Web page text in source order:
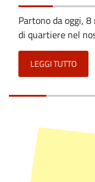
Partono da oggi,
di quartiere nel
LEGGI TUTTO